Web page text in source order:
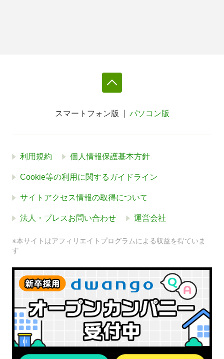
スマートフォン版 パソコン版
利用規約 個人情報保護基本方針
Cookie等の利用に関するガイドライン
サイトアクセス情報の取得について
法人・プレスお問い合わせ 運営会社
※本サイトはアフィリエイトプログラムによる収益を得ていま
す